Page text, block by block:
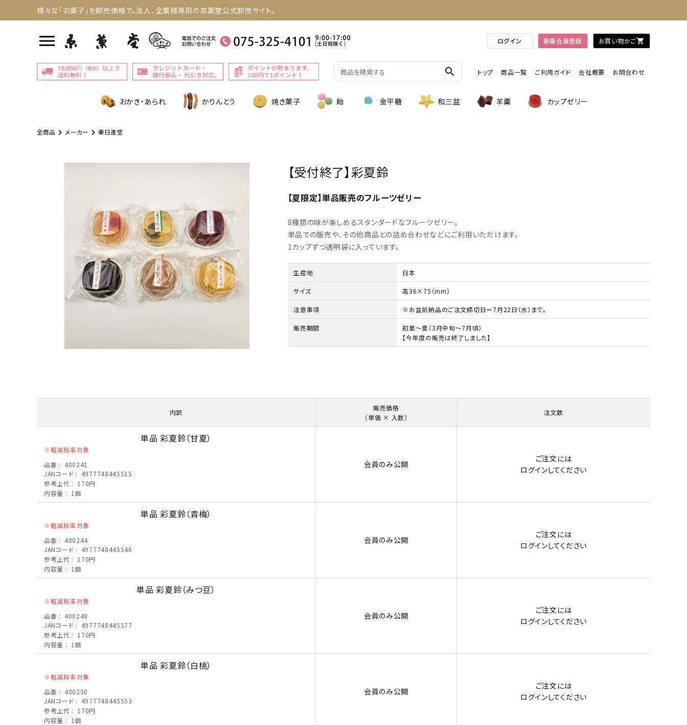
様々な「お菓子」を卸売価格で。法人、企業様専用の京菓堂公式卸売サイト。
menu ログイン 新規会員登録 お買い物かごshopping_cart
search トップ 商品一覧 ご利用ガイド 会社概要 お問合わせ
おかき・あられ かりんとう 焼き菓子 飴 金平糖 和三盆 羊羹 カップゼリー
全商品 メーカー 秦日進堂
【受付終了】彩夏鈴
【夏限定】単品販売のフルーツゼリー
8種類の味が楽しめるスタンダードなフルーツゼリー。
単品での販売や、その他商品との詰め合わせなどにご利用いただけます。
1カップずつ透明袋に入っています。
生産地 日本
サイズ 高36×75（mm）
注意事項 ※お盆前納品のご注文締切日＝7月22日（水）まで。
販売期間
初夏～夏（3月中旬～7月頃）
【今年度の販売は終了しました】
内訳
販売価格
（単価 × 入数）
注文数
単品 彩夏鈴（甘夏）
軽減税率対象
品番
400241
JANコード
4977748445515
参考上代
170円
内容量
1個
会員のみ公開
ご注文には
ログインしてください
単品 彩夏鈴（青梅）
軽減税率対象
品番
400244
JANコード
4977748445546
参考上代
170円
内容量
1個
会員のみ公開
ご注文には
ログインしてください
単品 彩夏鈴（みつ豆）
軽減税率対象
品番
400248
JANコード
4977748445577
参考上代
170円
内容量
1個
会員のみ公開
ご注文には
ログインしてください
単品 彩夏鈴（白桃）
軽減税率対象
品番
400250
JANコード
4977748445553
参考上代
170円
内容量
1個
会員のみ公開
ご注文には
ログインしてください